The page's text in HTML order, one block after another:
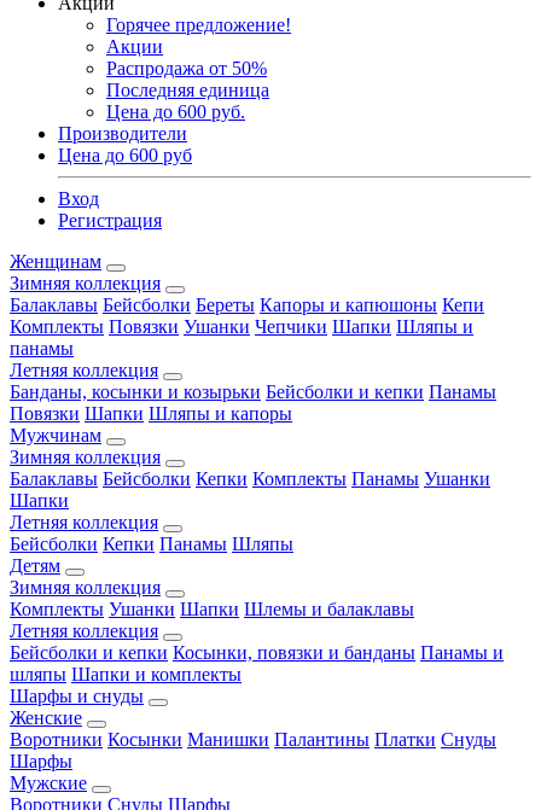
Горячее предложение!
Акции
Распродажа от 50%
Последняя единица
Цена до 600 руб.
Производители
Цена до 600 руб
Вход
Регистрация
Женщинам
Зимняя коллекция
Балаклавы Бейсболки Береты Капоры и капюшоны Кепи
Комплекты Повязки Ушанки Чепчики Шапки Шляпы и
панамы
Летняя коллекция
Банданы, косынки и козырьки Бейсболки и кепки Панамы
Повязки Шапки Шляпы и капоры
Мужчинам
Зимняя коллекция
Балаклавы Бейсболки Кепки Комплекты Панамы Ушанки
Шапки
Летняя коллекция
Бейсболки Кепки Панамы Шляпы
Детям
Зимняя коллекция
Комплекты Ушанки Шапки Шлемы и балаклавы
Летняя коллекция
Бейсболки и кепки Косынки, повязки и банданы Панамы и
шляпы Шапки и комплекты
Шарфы и снуды
Женские
Воротники Косынки Манишки Палантины Платки Снуды
Шарфы
Мужские
Воротники Снуды Шарфы